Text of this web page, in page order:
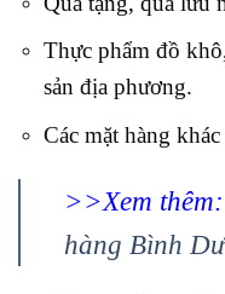
Thực phẩm đồ
sản địa phương.
Các mặt hàng
>>Xem thêm:
hàng Bình